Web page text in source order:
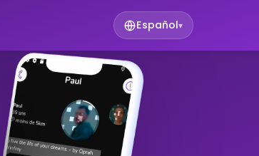
Español▾